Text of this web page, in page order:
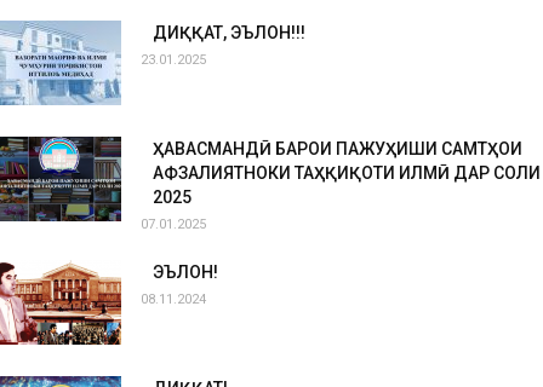
ДИҚҚАТ, ЭЪЛОН!!!
23.01.2025
ҲАВАСМАНДӢ БАРОИ ПАЖУҲИШИ САМТҲОИ
АФЗАЛИЯТНОКИ ТАҲҚИҚОТИ ИЛМӢ ДАР СОЛИ
2025
07.01.2025
ЭЪЛОН!
08.11.2024